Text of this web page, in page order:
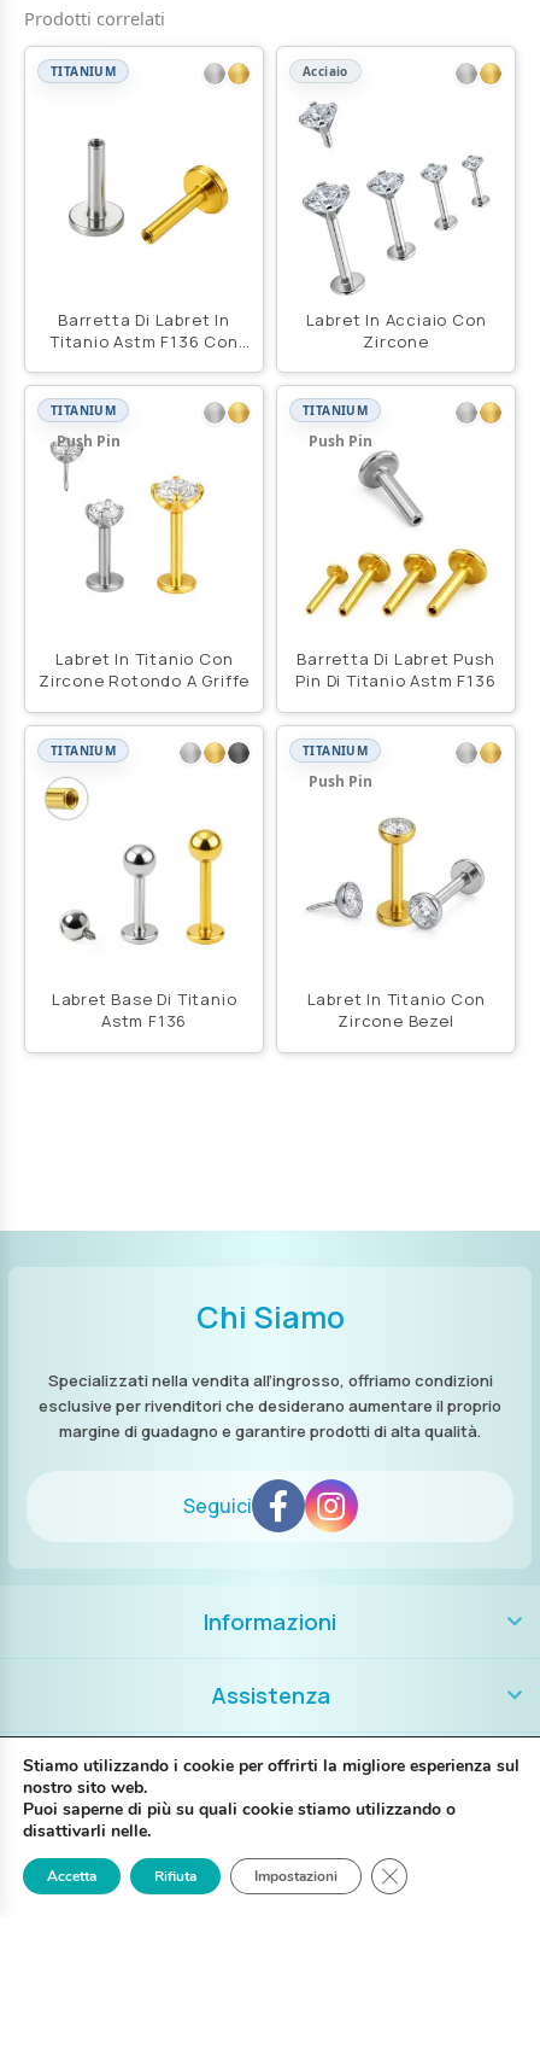
Login Registrati
Prodotti correlati
TITANIUM
Barretta Di Labret In
Titanio Astm F136 Con
Acciaio
Labret In Acciaio Con
Zircone
TITANIUM
Push Pin
Labret In Titanio Con
Zircone Rotondo A Griffe
TITANIUM
Push Pin
Barretta Di Labret Push
Pin Di Titanio Astm F136
TITANIUM
Labret Base Di Titanio
Astm F136
TITANIUM
Push Pin
Labret In Titanio Con
Zircone Bezel
Chi Siamo
Specializzati nella vendita all’ingrosso, offriamo condizioni
esclusive per rivenditori che desiderano aumentare il proprio
margine di guadagno e garantire prodotti di alta qualità.
Seguici
Informazioni
Assistenza
Contatti
+39 389 8986018
P. IVA IT02697130397
Stiamo utilizzando i cookie per offrirti la migliore esperienza sul
nostro sito web.
Puoi saperne di più su quali cookie stiamo utilizzando o
disattivarli nelle.
Accetta Rifiuta Impostazioni Close GDPR